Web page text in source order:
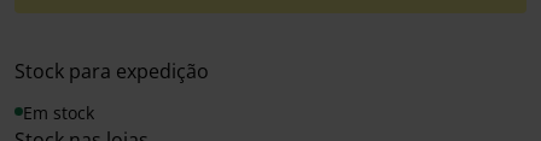
Stock para expedição
Em stock